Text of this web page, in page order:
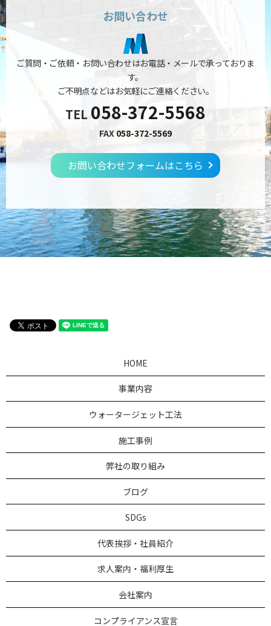
お問い合わせ
ご質問・ご依頼・お問い合わせはお電話・メールで承っておりま
す。
ご不明点などはお気軽にご連絡ください。
TEL 058-372-5568
FAX 058-372-5569
お問い合わせフォームはこちら
HOME
事業内容
ウォータージェット工法
施工事例
弊社の取り組み
ブログ
SDGs
代表挨拶・社員紹介
求人案内・福利厚生
会社案内
コンプライアンス宣言